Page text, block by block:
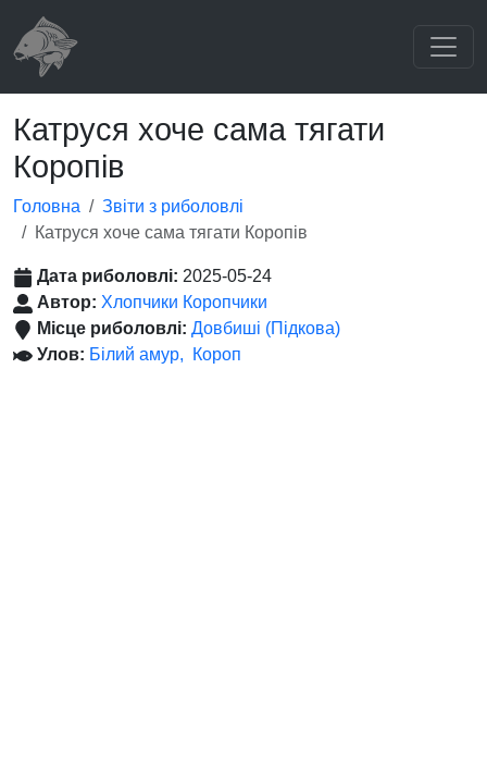
Катруся хоче сама тягати
Коропів
Головна
Звіти з риболовлі
Катруся хоче сама тягати Коропів
Дата риболовлі: 2025-05-24
Автор: Хлопчики Коропчики
Місце риболовлі: Довбиші (Підкова)
Улов: Білий амур Короп